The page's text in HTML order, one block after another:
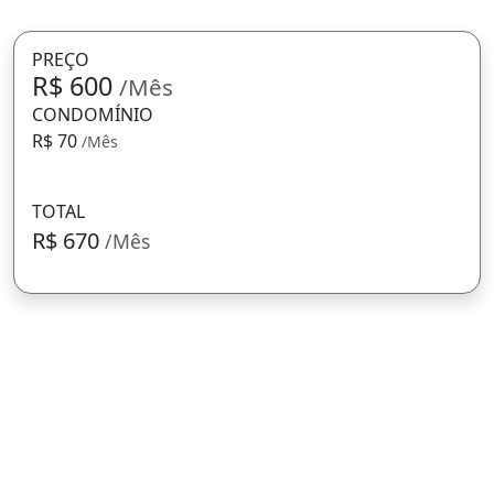
PREÇO
R$ 600 /Mês
CONDOMÍNIO
R$ 70 /Mês
TOTAL
R$ 670 /Mês